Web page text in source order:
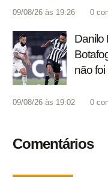
09/08/26 às 19:26 0
Danilo
não
09/08/26 às 19:02 0
Comentários